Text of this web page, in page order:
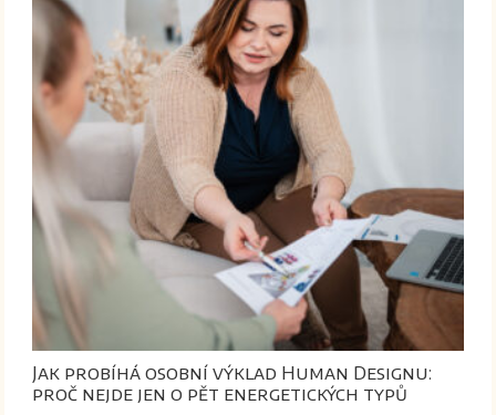
Jak probíhá osobní výklad Human Designu:
proč nejde jen o pět energetických typů